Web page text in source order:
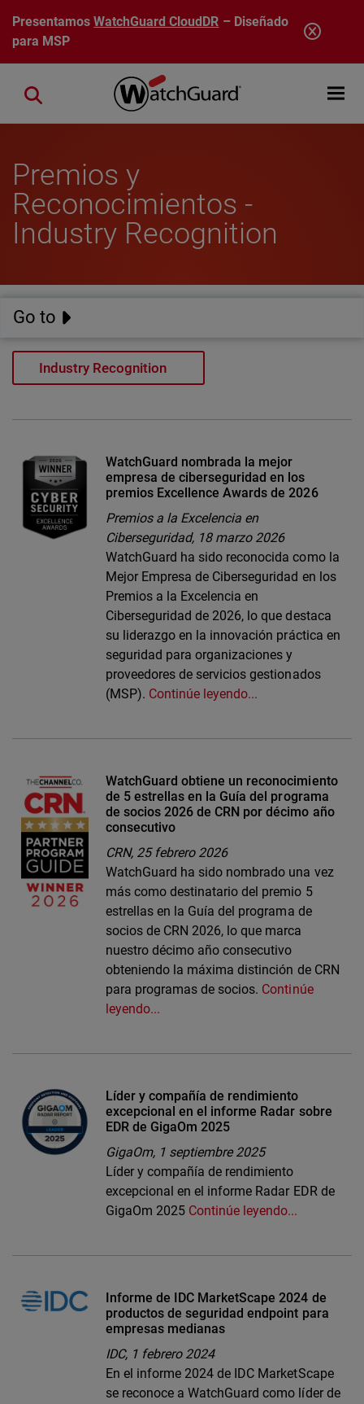
Pasar al contenido principal
PresentamosWatchGuard CloudDR – Diseñado
para MSP
Open
Close search
Premios y
Reconocimientos -
Industry Recognition
Go to
WatchGuard nombrada la mejor
empresa de ciberseguridad en los
premios Excellence Awards de 2026
Premios a la Excelencia en
Ciberseguridad, 18 marzo 2026
WatchGuard ha sido reconocida como la
Mejor Empresa de Ciberseguridad en los
Premios a la Excelencia en
Ciberseguridad de 2026, lo que destaca
su liderazgo en la innovación práctica en
seguridad para organizaciones y
proveedores de servicios gestionados
(MSP). Continúe leyendo...
WatchGuard obtiene un reconocimiento
de 5 estrellas en la Guía del programa
de socios 2026 de CRN por décimo año
consecutivo
CRN, 25 febrero 2026
WatchGuard ha sido nombrado una vez
más como destinatario del premio 5
estrellas en la Guía del programa de
socios de CRN 2026, lo que marca
nuestro décimo año consecutivo
obteniendo la máxima distinción de CRN
para programas de socios. Continúe
leyendo...
Líder y compañía de rendimiento
excepcional en el informe Radar sobre
EDR de GigaOm 2025
GigaOm, 1 septiembre 2025
Líder y compañía de rendimiento
excepcional en el informe Radar EDR de
GigaOm 2025 Continúe leyendo...
Informe de IDC MarketScape 2024 de
productos de seguridad endpoint para
empresas medianas
IDC, 1 febrero 2024
En el informe 2024 de IDC MarketScape
se reconoce a WatchGuard como líder de